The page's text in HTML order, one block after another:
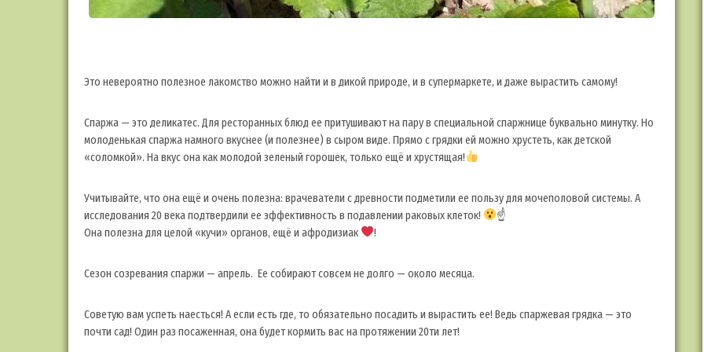
Это невероятно полезное лакомство можно найти и в дикой природе, и в супермаркете, и даже вырастить самому!
Спаржа — это деликатес. Для ресторанных блюд ее притушивают на пару в специальной спаржнице буквально минутку. Но
молоденькая спаржа намного вкуснее (и полезнее) в сыром виде. Прямо с грядки ей можно хрустеть, как детской
«соломкой». На вкус она как молодой зеленый горошек, только ещё и хрустящая!
Учитывайте, что она ещё и очень полезна: врачеватели с древности подметили ее пользу для мочеполовой системы. А
исследования 20 века подтвердили ее эффективность в подавлении раковых клеток!
☝
Она полезна для целой «кучи» органов, ещё и афродизиак
!
Сезон созревания спаржи — апрель. Ее собирают совсем не долго — около месяца.
Советую вам успеть наесться! А если есть где, то обязательно посадить и вырастить ее! Ведь спаржевая грядка — это
почти сад! Один раз посаженная, она будет кормить вас на протяжении 20ти лет!